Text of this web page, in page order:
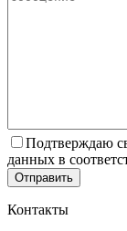
Подтверждаю
данных в
Отправить
Контакты